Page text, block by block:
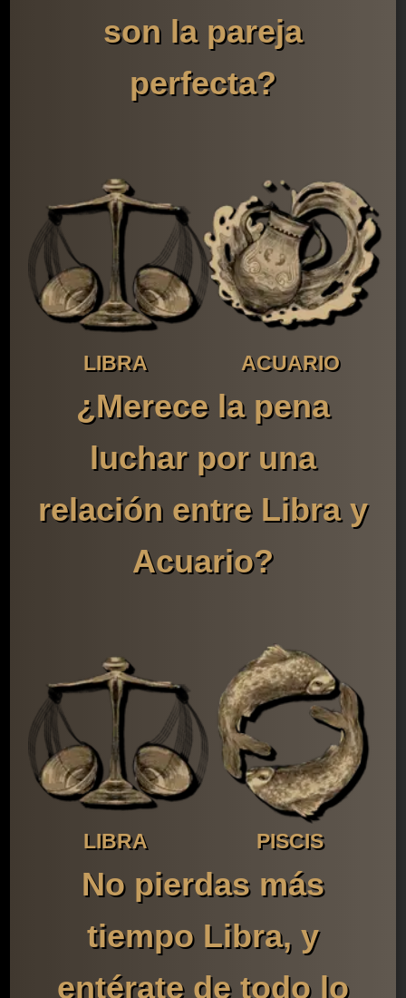
son la pareja
perfecta?
LIBRA ACUARIO
¿Merece la pena
luchar por una
relación entre Libra y
Acuario?
LIBRA PISCIS
No pierdas más
tiempo Libra, y
entérate de todo lo